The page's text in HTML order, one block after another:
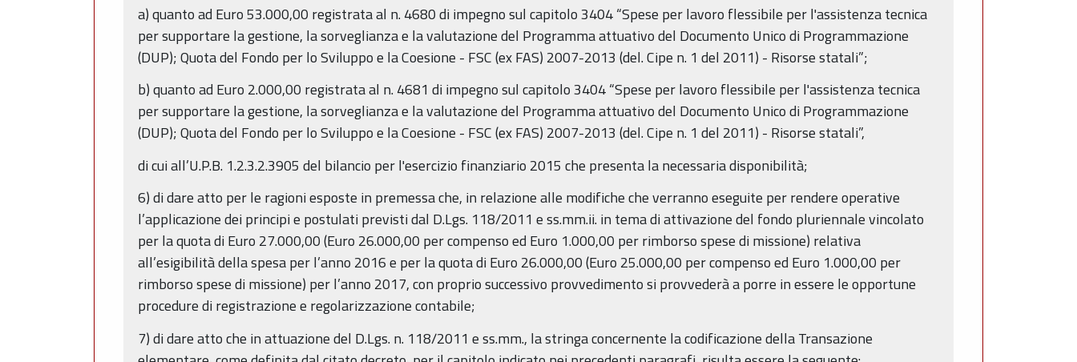
a) quanto ad Euro 53.000,00 registrata al n. 4680 di impegno sul capitolo 3404 “Spese per lavoro flessibile per l'assistenza tecnica
per supportare la gestione, la sorveglianza e la valutazione del Programma attuativo del Documento Unico di Programmazione
(DUP); Quota del Fondo per lo Sviluppo e la Coesione - FSC (ex FAS) 2007-2013 (del. Cipe n. 1 del 2011) - Risorse statali”;
b) quanto ad Euro 2.000,00 registrata al n. 4681 di impegno sul capitolo 3404 “Spese per lavoro flessibile per l'assistenza tecnica
per supportare la gestione, la sorveglianza e la valutazione del Programma attuativo del Documento Unico di Programmazione
(DUP); Quota del Fondo per lo Sviluppo e la Coesione - FSC (ex FAS) 2007-2013 (del. Cipe n. 1 del 2011) - Risorse statali”,
di cui all’U.P.B. 1.2.3.2.3905 del bilancio per l'esercizio finanziario 2015 che presenta la necessaria disponibilità;
6) di dare atto per le ragioni esposte in premessa che, in relazione alle modifiche che verranno eseguite per rendere operative
l’applicazione dei principi e postulati previsti dal D.Lgs. 118/2011 e ss.mm.ii. in tema di attivazione del fondo pluriennale vincolato
per la quota di Euro 27.000,00 (Euro 26.000,00 per compenso ed Euro 1.000,00 per rimborso spese di missione) relativa
all’esigibilità della spesa per l’anno 2016 e per la quota di Euro 26.000,00 (Euro 25.000,00 per compenso ed Euro 1.000,00 per
rimborso spese di missione) per l’anno 2017, con proprio successivo provvedimento si provvederà a porre in essere le opportune
procedure di registrazione e regolarizzazione contabile;
7) di dare atto che in attuazione del D.Lgs. n. 118/2011 e ss.mm., la stringa concernente la codificazione della Transazione